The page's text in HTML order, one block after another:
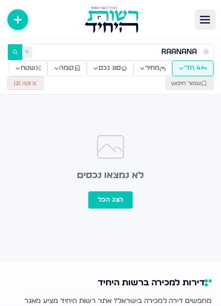
דירות למכירה ולהשכרה — רשות היחיד ✕
4 חד׳ מחיר סוג נכס קומה שטח
שמור חיפוש נקה (2
)
לא נמצאו נכסים
הצג הכל
דירות למכירה ברשות היחיד
מחפשים דירה למכירה בישראל? אתר רשות היחיד מציע מאגר